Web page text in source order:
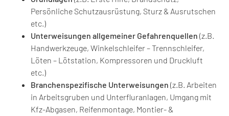
Persönliche Schutzausrüstung, Sturz & Ausrutschen
etc.)
Unterweisungen allgemeiner Gefahrenquellen (z.B.
Handwerkzeuge, Winkelschleifer – Trennschleifer,
Löten – Lötstation, Kompressoren und Druckluft
etc.)
Branchenspezifische Unterweisungen (z.B. Arbeiten
in Arbeitsgruben und Unterfluranlagen, Umgang mit
Kfz-Abgasen, Reifenmontage, Montier- &